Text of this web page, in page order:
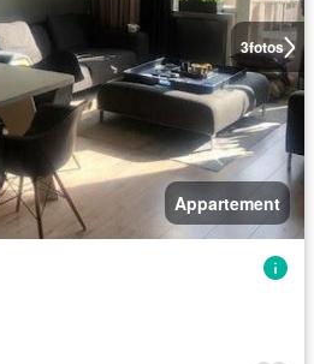
3fotos
Appartement